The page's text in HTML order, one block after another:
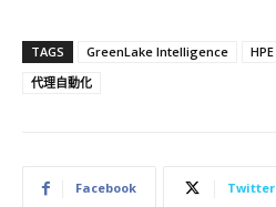
TAGS GreenLake Intelligence HPE
代理自動化
Facebook Twitter